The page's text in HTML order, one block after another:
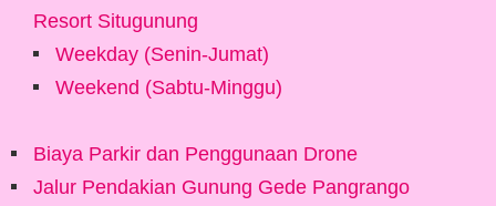
Resort Situgunung
Weekday (Senin-Jumat)
Weekend (Sabtu-Minggu)
Biaya Parkir dan Penggunaan Drone
Jalur Pendakian Gunung Gede Pangrango